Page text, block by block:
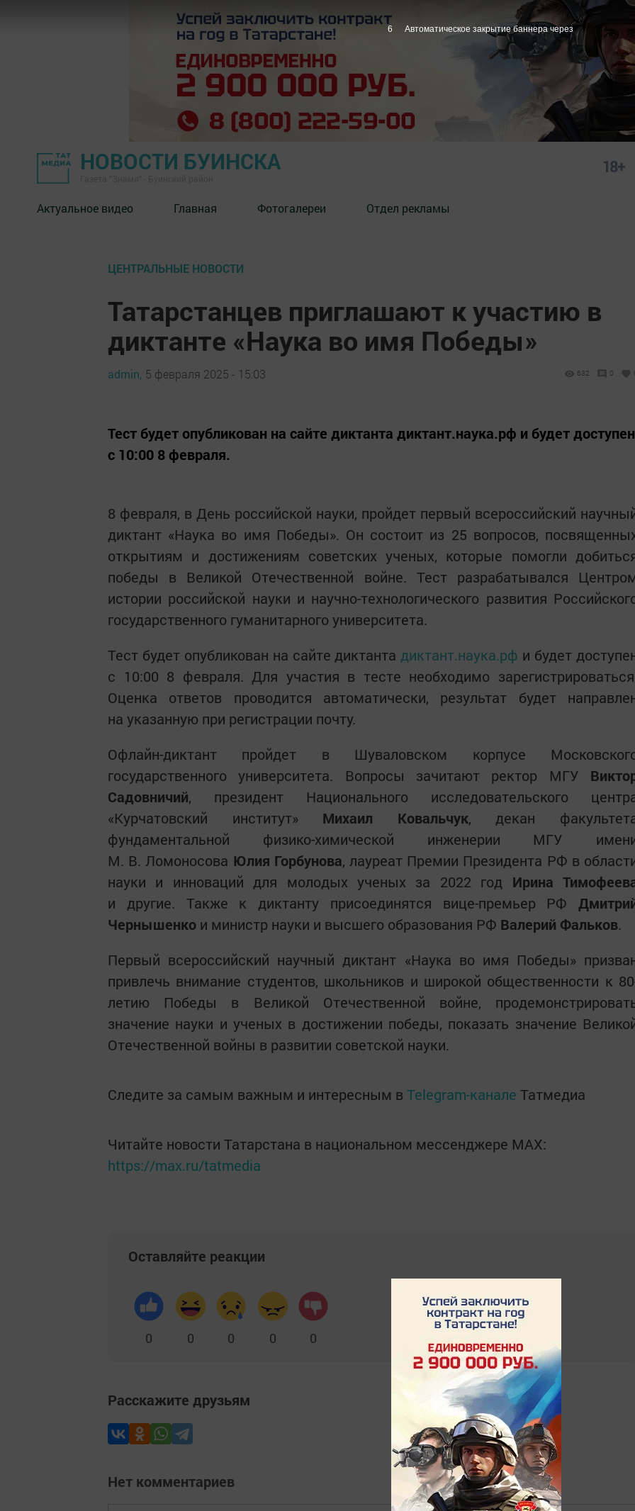
НОВОСТИ БУИНСКА 18+
Актуальное видео Главная Фотогалереи Отдел рекламы
ЦЕНТРАЛЬНЫЕ НОВОСТИ
Татарстанцев приглашают к участию в
диктанте «Наука во имя Победы»
admin, 5 февраля 2025 - 15:03 632 0
Тест будет опубликован на сайте диктанта диктант.наука.рф и будет доступен
с 10:00 8 февраля.
8 февраля, в День российской науки, пройдет первый всероссийский
диктант «Наука во имя Победы». Он состоит из 25 вопросов,
открытиям и достижениям советских ученых, которые помогли
победы в Великой Отечественной войне. Тест разрабатывался
истории российской науки и научно-технологического развития
государственного гуманитарного университета.
Тест будет опубликован на сайте диктанта диктант.наука.рф и будет
с 10:00 8 февраля. Для участия в тесте необходимо
Оценка ответов проводится автоматически, результат будет
на указанную при регистрации почту.
Офлайн-диктант пройдет в Шуваловском корпусе
государственного университета. Вопросы зачитают ректор МГУ
Садовничий, президент Национального исследовательского
«Курчатовский институт» Михаил Ковальчук, декан
фундаментальной физико-химической инженерии МГУ
М. В. Ломоносова Юлия Горбунова, лауреат Премии Президента РФ в
науки и инноваций для молодых ученых за 2022 год Ирина
и другие. Также к диктанту присоединятся вице-премьер РФ
Чернышенко и министр науки и высшего образования РФ Валерий Фальков.
Первый всероссийский научный диктант «Наука во имя Победы»
привлечь внимание студентов, школьников и широкой общественности к
летию Победы в Великой Отечественной войне,
значение науки и ученых в достижении победы, показать значение
Отечественной войны в развитии советской науки.
Следите за самым важным и интересным в Telegram-канале Татмедиа
Читайте новости Татарстана в национальном мессенджере MАХ:
https://max.ru/tatmedia
Оставляйте реакции
0 0 0 0 0
Расскажите друзьям
Нет комментариев
5 Автоматическое закрытие баннера через